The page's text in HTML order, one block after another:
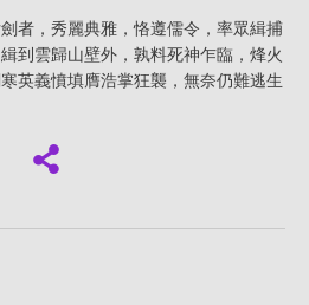
者，秀麗典雅，恪遵儒令，率眾緝捕
到雲歸山壁外，孰料死神乍臨，烽火
英義憤填膺浩掌狂襲，無奈仍難逃生